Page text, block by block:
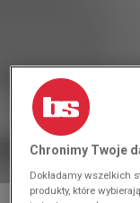
* Zdjęcie poglądowe
Chronimy Twoje
Dokładamy wszelkich
produkty, które